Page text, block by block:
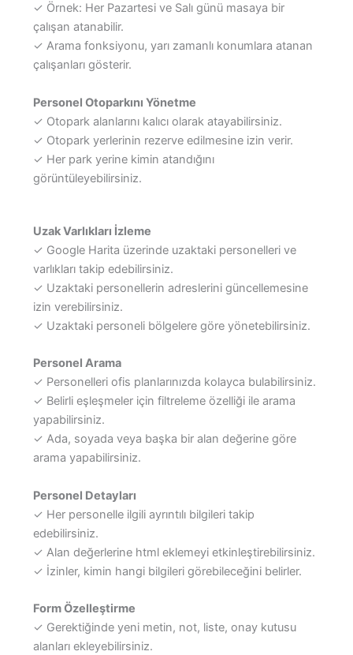
✓ Örnek: Her Pazartesi ve Salı günü masaya bir
çalışan atanabilir.
✓ Arama fonksiyonu, yarı zamanlı konumlara atanan
çalışanları gösterir.
Personel Otoparkını Yönetme
✓ Otopark alanlarını kalıcı olarak atayabilirsiniz.
✓ Otopark yerlerinin rezerve edilmesine izin verir.
✓ Her park yerine kimin atandığını
görüntüleyebilirsiniz.
Uzak Varlıkları İzleme
✓ Google Harita üzerinde uzaktaki personelleri ve
varlıkları takip edebilirsiniz.
✓ Uzaktaki personellerin adreslerini güncellemesine
izin verebilirsiniz.
✓ Uzaktaki personeli bölgelere göre yönetebilirsiniz.
Personel Arama
✓ Personelleri ofis planlarınızda kolayca bulabilirsiniz.
✓ Belirli eşleşmeler için filtreleme özelliği ile arama
yapabilirsiniz.
✓ Ada, soyada veya başka bir alan değerine göre
arama yapabilirsiniz.
Personel Detayları
✓ Her personelle ilgili ayrıntılı bilgileri takip
edebilirsiniz.
✓ Alan değerlerine html eklemeyi etkinleştirebilirsiniz.
✓ İzinler, kimin hangi bilgileri görebileceğini belirler.
Form Özelleştirme
✓ Gerektiğinde yeni metin, not, liste, onay kutusu
alanları ekleyebilirsiniz.